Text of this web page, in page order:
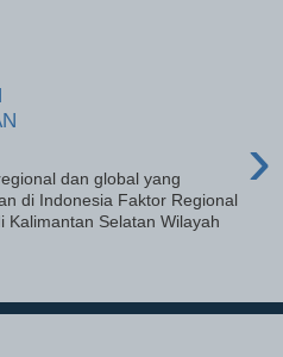
›
dan global yang
di Indonesia Faktor Regional
Kalimantan Selatan Wilayah